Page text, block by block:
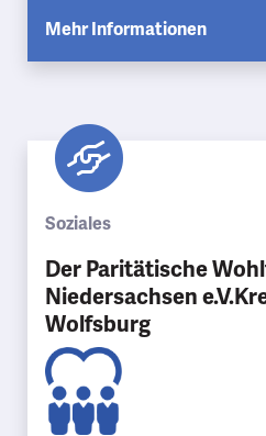
Weiterbil…
Mehr Informationen
Soziales
Der Paritätische
Niedersachsen
Wolfsburg